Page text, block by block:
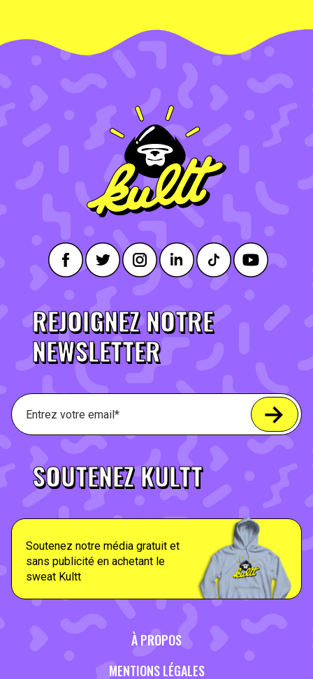
REJOIGNEZ NOTRE
NEWSLETTER
SOUTENEZ KULTT
Soutenez notre média gratuit et
sans publicité en achetant le
sweat Kultt
À PROPOS
MENTIONS LÉGALES